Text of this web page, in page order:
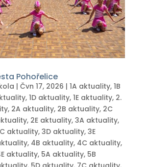
Pohořelice
| Čvn 17, 2026 | 1A aktuality, 1B
, 1D aktuality, 1E aktuality, 2.
, 2A aktuality, 2B aktuality, 2C
, 2E aktuality, 3A aktuality,
aktuality, 3D aktuality, 3E
, 4B aktuality, 4C aktuality,
aktuality, 5A aktuality, 5B